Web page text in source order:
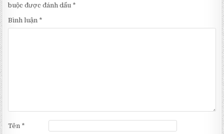
buộc được đánh dấu *
Bình luận *
Tên *